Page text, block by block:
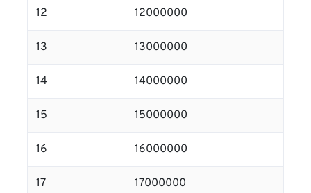
12 12000000
13 13000000
14 14000000
15 15000000
16 16000000
17 17000000